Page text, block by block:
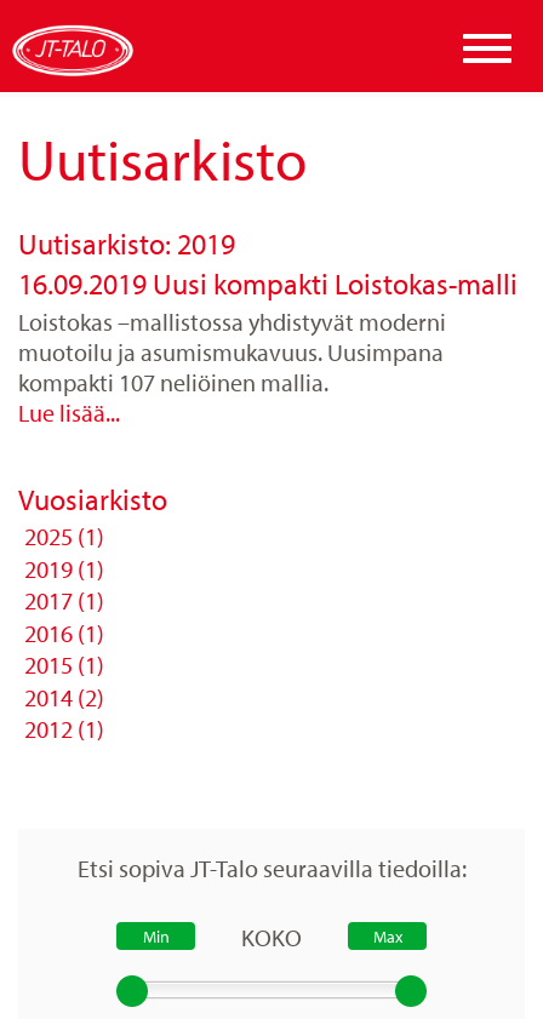
Toggle
Uutisarkisto
Uutisarkisto: 2019
16.09.2019 Uusi kompakti Loistokas-malli
Loistokas –mallistossa yhdistyvät moderni
muotoilu ja asumismukavuus. Uusimpana
kompakti 107 neliöinen mallia.
Lue lisää...
Vuosiarkisto
2025 (1)
2019 (1)
2017 (1)
2016 (1)
2015 (1)
2014 (2)
2012 (1)
Etsi sopiva JT-Talo seuraavilla tiedoilla:
KOKO